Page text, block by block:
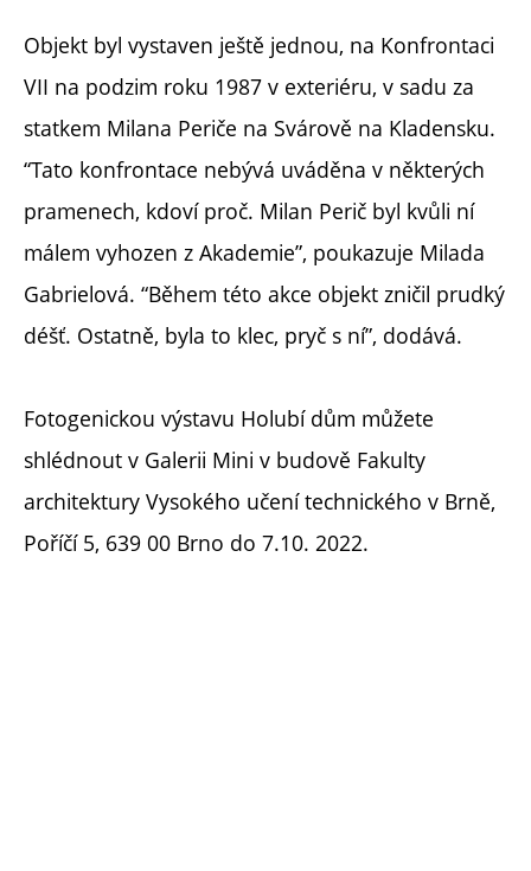
Objekt byl vystaven ještě jednou, na Konfrontaci
VII na podzim roku 1987 v exteriéru, v sadu za
statkem Milana Periče na Svárově na Kladensku.
“Tato konfrontace nebývá uváděna v některých
pramenech, kdoví proč. Milan Perič byl kvůli ní
málem vyhozen z Akademie”, poukazuje Milada
Gabrielová. “Během této akce objekt zničil prudký
déšť. Ostatně, byla to klec, pryč s ní”, dodává.
Fotogenickou výstavu Holubí dům můžete
shlédnout v Galerii Mini v budově Fakulty
architektury Vysokého učení technického v Brně,
Poříčí 5, 639 00 Brno do 7.10. 2022.